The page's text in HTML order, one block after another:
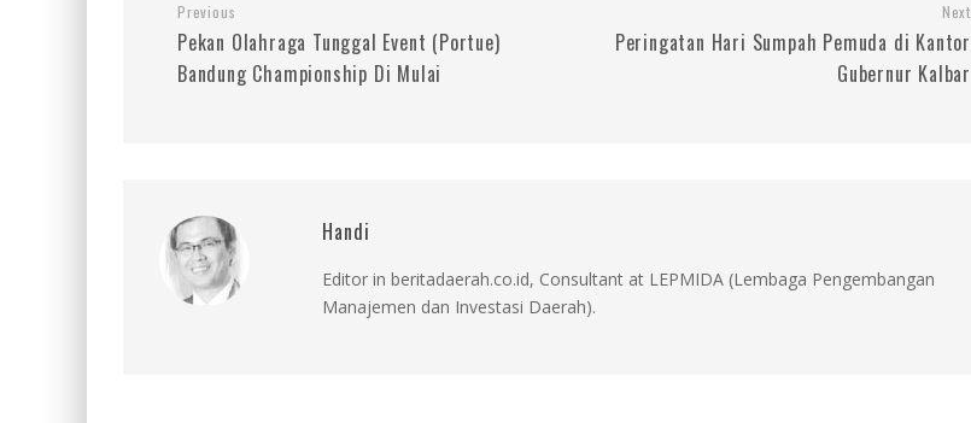
Previous
Pekan Olahraga Tunggal Event (Portue)
Bandung Championship Di Mulai
Next
Peringatan Hari Sumpah Pemuda di Kantor
Gubernur Kalbar
Handi
Editor in beritadaerah.co.id, Consultant at LEPMIDA (Lembaga Pengembangan
Manajemen dan Investasi Daerah).